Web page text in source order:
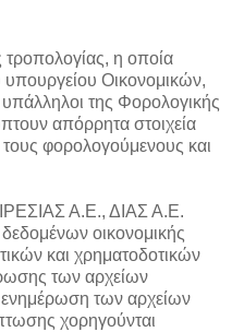
τροπολογίας, η οποία
υπουργείου Οικονομικών,
υπάλληλοι της Φορολογικής
απόρρητα στοιχεία
φορολογούμενους και
Α.Ε., ΔΙΑΣ Α.Ε.
δεδομένων οικονομικής
και χρηματοδοτικών
των αρχείων
των αρχείων
χορηγούνται